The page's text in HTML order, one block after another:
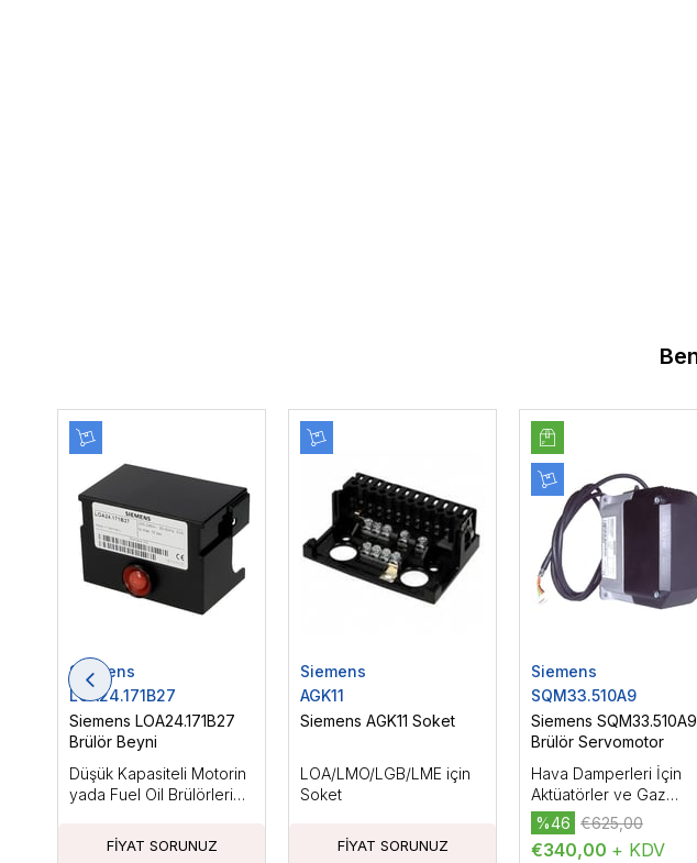
Siemens
LOA24.171B27
Siemens LOA24.171B27
Brülör Beyni
Düşük Kapasiteli Motorin
yada Fuel Oil Brülörleri
Siemens
AGK11
Siemens AGK11 Soket
LOA/LMO/LGB/LME için
Soket
Siemens
SQM33.510A9
Siemens SQM33.510A9
Brülör Servomotor
Hava Damperleri İçin
Aktüatörler ve Gaz
Damperleri,
Aktüatörler, AC/DC 24
V.Tutma Torku:3Nm,
€340,00 + KDV
%46 €625,00